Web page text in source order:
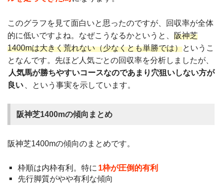
このグラフを見て面白いと思ったのですが、回収率が全体
的に低いですよね。なぜこうなるかというと、 阪神芝
1400mは大きく荒れない（少なくとも単勝では）というこ
となんです。先ほど人気ごとの回収率を分析しましたが、
人気馬が勝ちやすいコースなのであまり穴狙いしない方が
良い
、という事実を示しています。
阪神芝1400mの傾向まとめ
阪神芝1400mの傾向のまとめです。
枠順は内枠有利。特に 1枠が圧倒的有利
先行脚質がやや有利な傾向